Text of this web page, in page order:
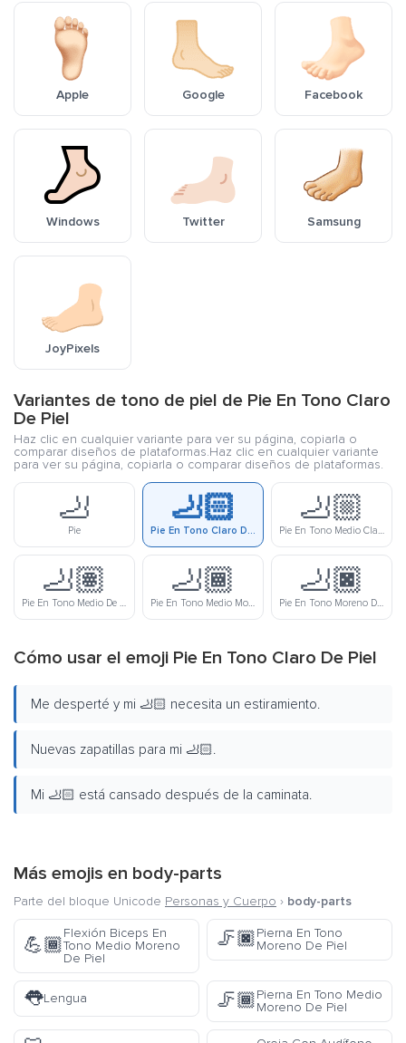
Apple Google Facebook
Windows Twitter Samsung
JoyPixels
Variantes de tono de piel de Pie En Tono Claro
De Piel
Haz clic en cualquier variante para ver su página, copiarla o
comparar diseños de plataformas.Haz clic en cualquier variante
para ver su página, copiarla o comparar diseños de plataformas.
🦶
Pie
🦶🏻
Pie En Tono Claro De Piel
🦶🏼
Pie En Tono Medio Claro De Piel
🦶🏽
Pie En Tono Medio De Piel
🦶🏾
Pie En Tono Medio Moreno De Piel
🦶🏿
Pie En Tono Moreno De Piel
Cómo usar el emoji Pie En Tono Claro De Piel
Me desperté y mi 🦶🏻 necesita un estiramiento.
Nuevas zapatillas para mi 🦶🏻.
Mi 🦶🏻 está cansado después de la caminata.
Más emojis en body-parts
Parte del bloque Unicode Personas y Cuerpo › body-parts
💪🏾
Flexión Biceps En
Tono Medio Moreno
De Piel
🦵🏿Pierna En Tono
Moreno De Piel
👅Lengua 🦵🏾Pierna En Tono Medio
Moreno De Piel